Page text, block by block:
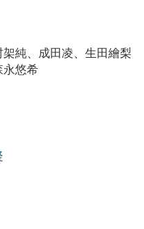
純、成田凌、生田繪梨
永悠希